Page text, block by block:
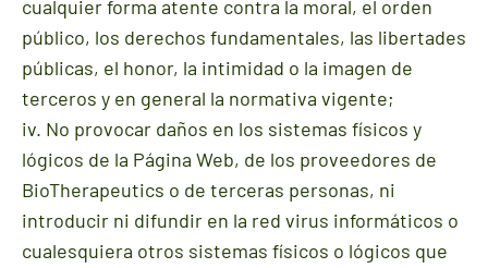
cualquier forma atente contra la moral, el orden
público, los derechos fundamentales, las libertades
públicas, el honor, la intimidad o la imagen de
terceros y en general la normativa vigente;
iv. No provocar daños en los sistemas físicos y
lógicos de la Página Web, de los proveedores de
BioTherapeutics o de terceras personas, ni
introducir ni difundir en la red virus informáticos o
cualesquiera otros sistemas físicos o lógicos que